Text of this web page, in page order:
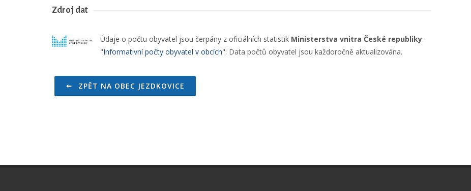
Zdroj dat
Údaje o počtu obyvatel jsou čerpány z oficiálních statistik Ministerstva vnitra České republiky -
"Informativní počty obyvatel v obcích". Data počtů obyvatel jsou každoročně aktualizována.
ZPĚT NA OBEC JEZDKOVICE